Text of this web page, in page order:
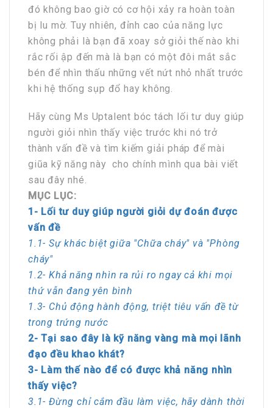
đó không bao giờ có cơ hội xảy ra hoàn toàn
bị lu mờ. Tuy nhiên, đỉnh cao của năng lực
không phải là bạn đã xoay sở giỏi thế nào khi
rắc rối ập đến mà là bạn có một đôi mắt sắc
bén để nhìn thấu những vết nứt nhỏ nhất trước
khi hệ thống sụp đổ hay không.
Hãy cùng Ms Uptalent bóc tách lối tư duy giúp
người giỏi nhìn thấy việc trước khi nó trở
thành vấn đề và tìm kiếm giải pháp để mài
giũa kỹ năng này cho chính mình qua bài viết
sau đây nhé.
MỤC LỤC:
1- Lối tư duy giúp người giỏi dự đoán được
vấn đề
1.1- Sự khác biệt giữa "Chữa cháy" và "Phòng
cháy"
1.2- Khả năng nhìn ra rủi ro ngay cả khi mọi
thứ vẫn đang yên bình
1.3- Chủ động hành động, triệt tiêu vấn đề từ
trong trứng nước
2- Tại sao đây là kỹ năng vàng mà mọi lãnh
đạo đều khao khát?
3- Làm thế nào để có được khả năng nhìn
thấy việc?
3.1- Đừng chỉ cắm đầu làm việc, hãy dành thời